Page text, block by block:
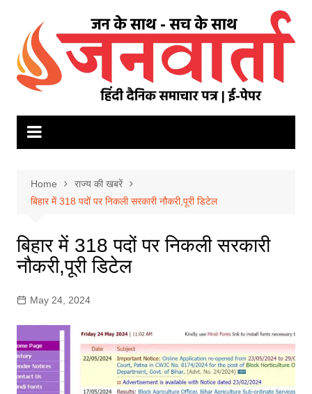
content
Home
राज्य की खबरें
बिहार में 318 पदों पर निकली सरकारी नौकरी,पूरी डिटेल
बिहार में 318 पदों पर निकली सरकारी
नौकरी,पूरी डिटेल
May 24, 2024